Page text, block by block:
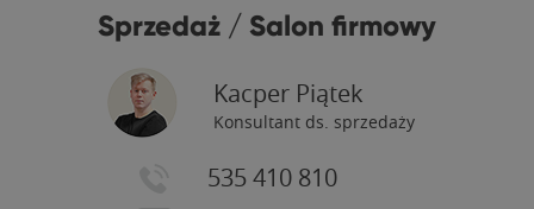
Sprzedaż / Salon firmowy
Kacper Piątek
Konsultant ds. sprzedaży
535 410 810